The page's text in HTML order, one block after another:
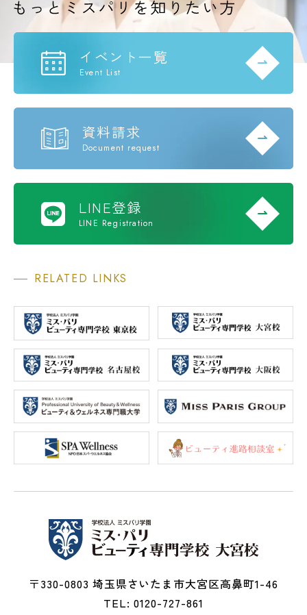
イベント一覧
Event List
資料請求
Document request
LINE登録
LINE Registration
RELATED LINKS
〒330-0803 埼玉県さいたま市大宮区高鼻町1-46
TEL: 0120-727-861